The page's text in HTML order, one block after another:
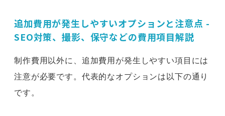
追加費用が発生しやすいオプションと注意点 -
SEO対策、撮影、保守などの費用項目解説
制作費用以外に、追加費用が発生しやすい項目には
注意が必要です。代表的なオプションは以下の通り
です。